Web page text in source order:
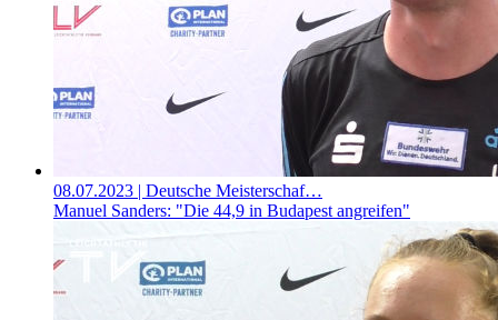
08.07.2023 | Deutsche Meisterschaf…
Manuel Sanders: "Die 44,9 in Budapest angreifen"